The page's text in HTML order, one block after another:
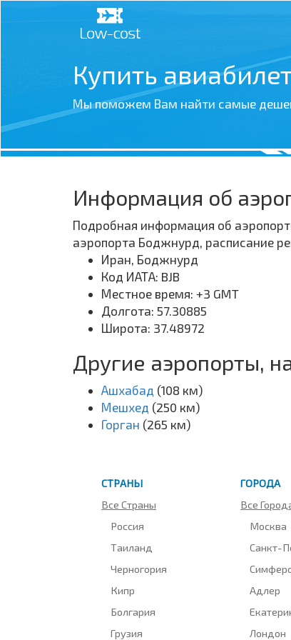
Купить
Мы поможем Вам найти самые
Информация об
Подробная информация об
аэропорта Боджнурд, расписание
Иран, Боджнурд
Код ИАТА: BJB
Местное время: +3 GMT
Долгота: 57.30885
Широта: 37.48972
Другие аэропорты,
Ашхабад (108 км)
Мешхед (250 км)
Горган (265 км)
СТРАНЫ
Все Страны
Россия
Таиланд
Черногория
Кипр
Болгария
Грузия
ГОРОДА
Все
Москва
Санкт-
Адлер
Лондон